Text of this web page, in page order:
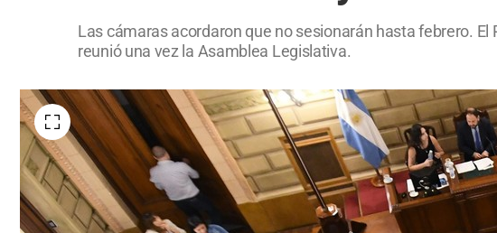
Las cámaras acordaron que no sesionarán hasta febrero.
reunió una vez la Asamblea Legislativa.